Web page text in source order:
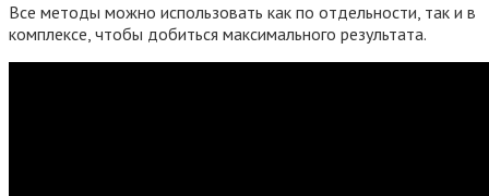
Все методы можно использовать как по отдельности, так и в
комплексе, чтобы добиться максимального результата.